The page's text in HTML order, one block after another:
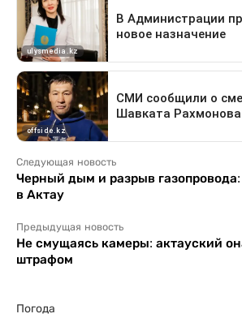
Следующая новость
Черный дым и разрыв
в Актау
Предыдущая новость
Не смущаясь камеры: актауский
штрафом
Погода